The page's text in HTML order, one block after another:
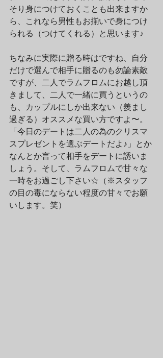
そり身につけておくことも出来ますか
ら、これなら男性もお揃いで身につけ
られる（つけてくれる）と思います♪
ちなみに実際に贈る時はですね、自分
だけで選んで相手に贈るのも勿論素敵
ですが、二人でラムフロムにお越し頂
きまして、二人で一緒に買うというの
も、カップルにしか出来ない（羨まし
過ぎる）オススメな買い方ですよ〜。
「今日のデートは二人の為のクリスマ
スプレゼントを選ぶデートだよ♪」とか
なんとか言って相手をデートに誘いま
しょう。そして、ラムフロムで甘々な
一時をお過ごし下さい☆（※スタッフ
の目の毒にならない程度の甘々でお願
いします。笑）